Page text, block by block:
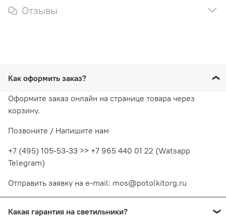
Отзывы
Как оформить заказ?
Оформите заказ онлайн на странице товара через
корзину.
Позвоните / Напишите нам
+7 (495) 105-53-33 >> +7 965 440 01 22 (Watsapp
Telegram)
Отправить заявку на e-mail: mos@potolkitorg.ru
Какая гарантия на светильники?